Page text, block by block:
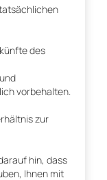
des
vorbehalten.
zur
hin, dass
Ihnen mit